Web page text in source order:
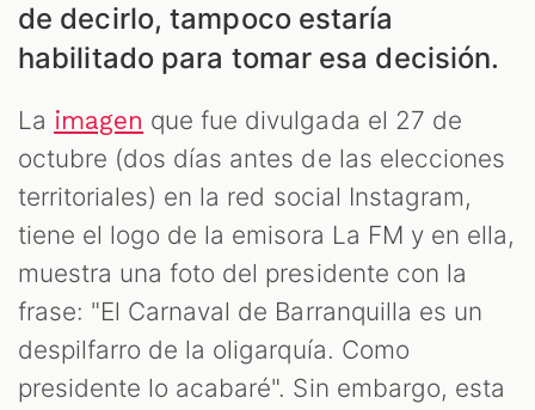
de decirlo, tampoco estaría
habilitado para tomar esa decisión.
La imagen que fue divulgada el 27 de
octubre (dos días antes de las elecciones
territoriales) en la red social Instagram,
tiene el logo de la emisora La FM y en ella,
muestra una foto del presidente con la
frase: "El Carnaval de Barranquilla es un
despilfarro de la oligarquía. Como
presidente lo acabaré". Sin embargo, esta